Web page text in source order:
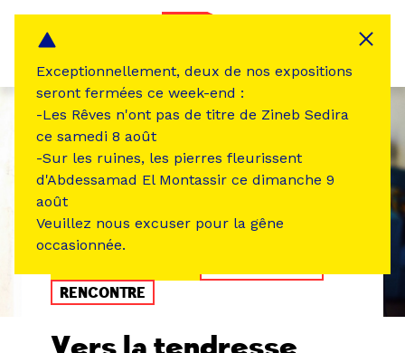
RENCONTRE
Exceptionnellement, deux de nos expositions
seront fermées ce week-end :
-Les Rêves n'ont pas de titre de Zineb Sedira
ce samedi 8 août
-Sur les ruines, les pierres fleurissent
d'Abdessamad El Montassir ce dimanche 9
août
Veuillez nous excuser pour la gêne
occasionnée.
Panneau de gestion des cookies